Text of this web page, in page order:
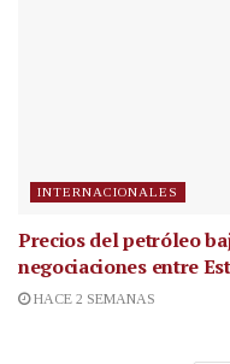
INTERNACIONALES
Precios del petróleo
negociaciones entre
HACE 2 SEMANAS